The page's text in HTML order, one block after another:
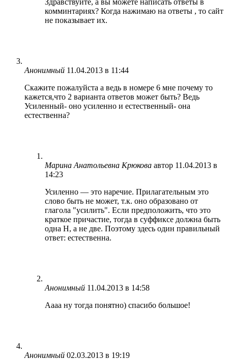
комминтариях? Когда нажимаю на ответы , то сайт
не показывает их.
Анонимный 11.04.2013 в 11:44
Скажите пожалуйста а ведь в номере 6 мне почему то
кажется,что 2 варианта ответов может быть? Ведь
Усиленный- оно усиленно и естественный- она
естественна?
Марина Анатольевна Крюкова автор 11.04.2013 в
14:23
Усиленно — это наречие. Прилагательным это
слово быть не может, т.к. оно образовано от
глагола "усилить". Если предположить, что это
краткое причастие, тогда в суффиксе должна быть
одна Н, а не две. Поэтому здесь один правильный
ответ: естественна.
Анонимный 11.04.2013 в 14:58
Аааа ну тогда понятно) спасибо большое!
Анонимный 02.03.2013 в 19:19